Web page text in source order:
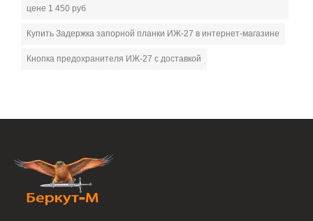
цене 1 450 руб
Купить Задержка запорной планки ИЖ-27 в интернет-магазине
Кнопка предохранителя ИЖ-27 с доставкой